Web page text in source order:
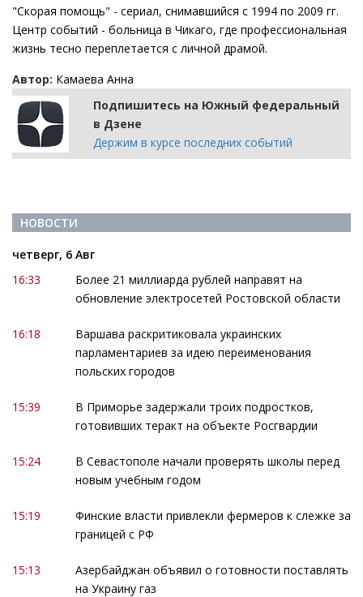
"Скорая помощь" - сериал, снимавшийся с 1994 по 2009 гг.
Центр событий - больница в Чикаго, где профессиональная
жизнь тесно переплетается с личной драмой.
Автор: Камаева Анна
Подпишитесь на Южный федеральный
в Дзене
Держим в курсе последних событий
НОВОСТИ
четверг, 6 Авг
16:33
Более 21 миллиарда рублей направят на
обновление электросетей Ростовской области
16:18
Варшава раскритиковала украинских
парламентариев за идею переименования
польских городов
15:39
В Приморье задержали троих подростков,
готовивших теракт на объекте Росгвардии
15:24
В Севастополе начали проверять школы перед
новым учебным годом
15:19
Финские власти привлекли фермеров к слежке за
границей с РФ
15:13
Азербайджан объявил о готовности поставлять
на Украину газ